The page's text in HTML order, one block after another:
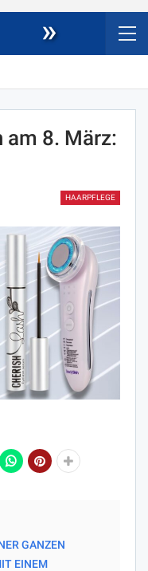
»
am 8. März:
HAARPFLEGE
GANZEN
EINEM